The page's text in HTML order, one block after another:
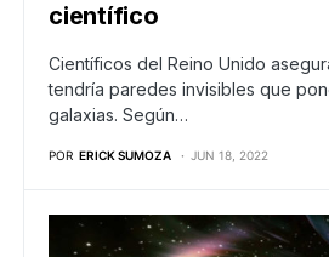
científico
Científicos del Reino Unido
tendría paredes invisibles que
galaxias. Según…
POR ERICK SUMOZA JUN 18, 2022